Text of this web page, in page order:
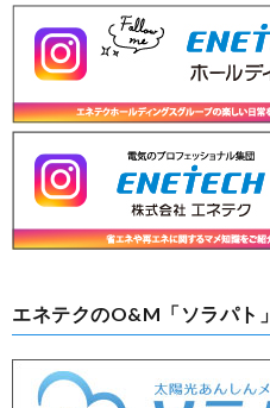
エネテクのO&M「ソラパト」